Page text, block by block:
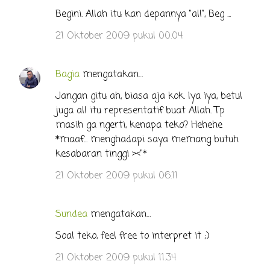
Begini. Allah itu kan depannya "all", Beg ...
21 Oktober 2009 pukul 00.04
Bagia mengatakan…
Jangan gitu ah, biasa aja kok. Iya iya, betul
juga all itu representatif buat Allah. Tp
masih ga ngerti, kenapa teko? Hehehe
*maaf... menghadapi saya memang butuh
kesabaran tinggi ><"*
21 Oktober 2009 pukul 06.11
Sundea mengatakan…
Soal teko, feel free to interpret it ;)
21 Oktober 2009 pukul 11.34